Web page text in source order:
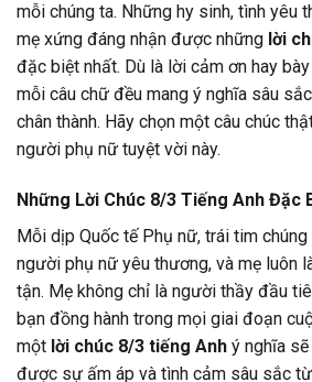
mỗi chúng ta. Những hy sinh, tình yêu
mẹ xứng đáng nhận được những lời
đặc biệt nhất. Dù là lời cảm ơn hay
mỗi câu chữ đều mang ý nghĩa sâu
chân thành. Hãy chọn một câu chúc
người phụ nữ tuyệt vời này.
Những Lời Chúc 8/3 Tiếng Anh Đặc
Mỗi dịp Quốc tế Phụ nữ, trái tim
người phụ nữ yêu thương, và mẹ luôn
tận. Mẹ không chỉ là người thầy đầu
bạn đồng hành trong mọi giai đoạn
một lời chúc 8/3 tiếng Anh ý nghĩa
được sự ấm áp và tình cảm sâu sắc